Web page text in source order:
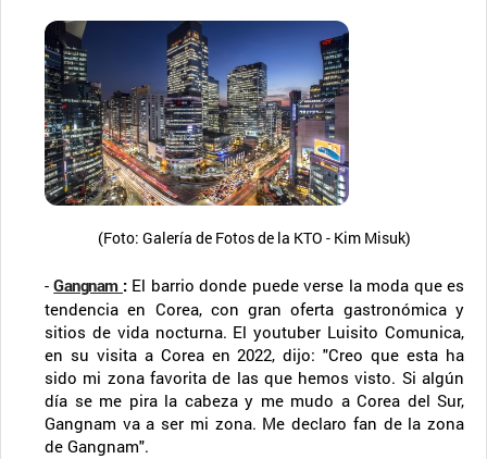
(Foto: Galería de Fotos de la KTO - Kim Misuk)
-Gangnam : El barrio donde puede verse la moda que es
tendencia en Corea, con gran oferta gastronómica y
sitios de vida nocturna. El youtuber Luisito Comunica,
en su visita a Corea en 2022, dijo: "Creo que esta ha
sido mi zona favorita de las que hemos visto. Si algún
día se me pira la cabeza y me mudo a Corea del Sur,
Gangnam va a ser mi zona. Me declaro fan de la zona
de Gangnam".